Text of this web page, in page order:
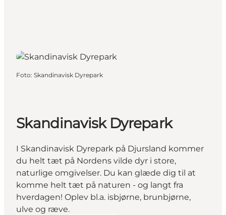
Foto: Skandinavisk Dyrepark
Skandinavisk Dyrepark
I Skandinavisk Dyrepark på Djursland kommer
du helt tæt på Nordens vilde dyr i store,
naturlige omgivelser. Du kan glæde dig til at
komme helt tæt på naturen - og langt fra
hverdagen! Oplev bl.a. isbjørne, brunbjørne,
ulve og ræve.